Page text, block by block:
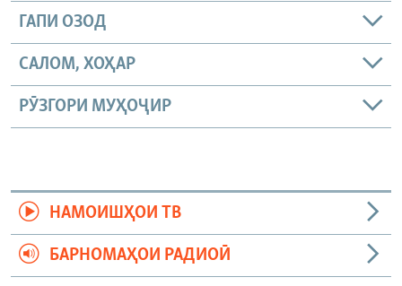
ГАПИ ОЗОД
САЛОМ, ХОҲАР
РӮЗГОРИ МУҲОҶИР
НАМОИШҲОИ ТВ
БАРНОМАҲОИ РАДИОӢ